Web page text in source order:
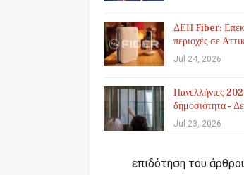
ΔΕΗ Fiber:
περιοχές σε
Jul 24, 2026
Πανελλήνιες
δημοσιότητα –
Jul 23, 2026
επιδότηση του